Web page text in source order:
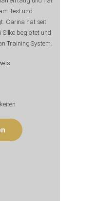
Test und
Carina hat seit
begleitet und
Training System.